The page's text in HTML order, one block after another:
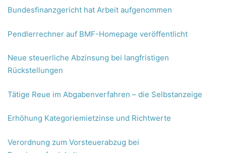
Bundesfinanzgericht hat Arbeit aufgenommen
Pendlerrechner auf BMF-Homepage veröffentlicht
Neue steuerliche Abzinsung bei langfristigen
Rückstellungen
Tätige Reue im Abgabenverfahren – die Selbstanzeige
Erhöhung Kategoriemietzinse und Richtwerte
Verordnung zum Vorsteuerabzug bei